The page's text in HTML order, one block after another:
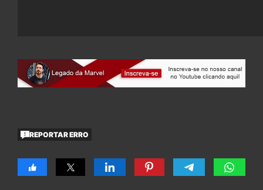
REPORTAR ERRO